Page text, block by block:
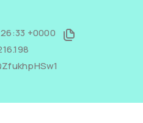
+0000